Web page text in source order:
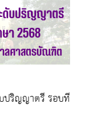
ปริญญาตรี รอบที่